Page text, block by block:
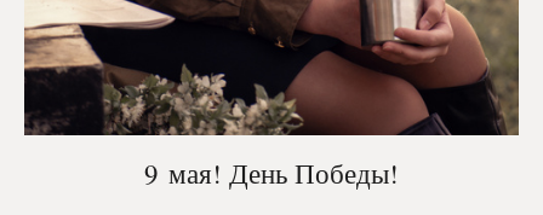
9 мая! День Победы!